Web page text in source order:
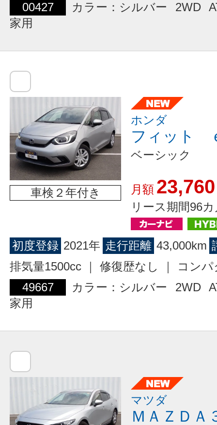
00427
カラー：シルバー 2WD
家用
車検２年付き
ホンダ
フィット
ベーシック
月額 23,760
リース期間96
初度登録 2021年 走行距離 43,000km
排気量1500cc ｜ 修復歴なし ｜ コン
49667
カラー：シルバー 2WD
家用
マツダ
ＭＡＺＤ